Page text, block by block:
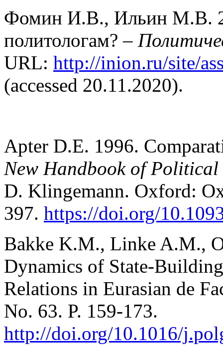
Фомин И.В., Ильин М.В.
политологам? –
URL: http://inion.ru/site/
(accessed 20.11.2020).
Apter D.E. 1996.
New Handbook of
D. Klingemann. Oxford:
397. https://doi.org/
Bakke K.M., Linke A.M.,
Dynamics of State-
Relations in Eurasian de
No. 63. P. 159-173.
http://doi.org/10.1016/